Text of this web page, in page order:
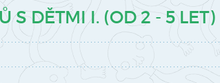
Liberec
přehlídky
soutěží MŠMT -
Aktuality
Podcasty
Povedlo se
Akce
Kroužky
Kurzy, semináře
V-
Tábory
S DĚTMI I. (OD 2 - 5 LET)